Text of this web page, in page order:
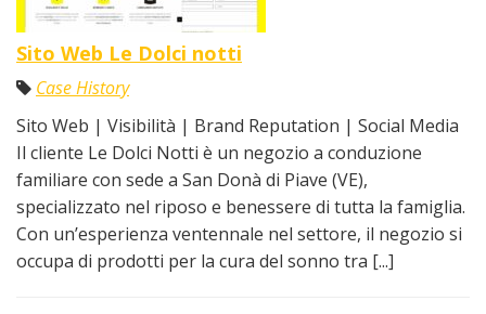
Sito Web Le Dolci notti
Case History
Sito Web | Visibilità | Brand Reputation | Social Media
Il cliente Le Dolci Notti è un negozio a conduzione
familiare con sede a San Donà di Piave (VE),
specializzato nel riposo e benessere di tutta la famiglia.
Con un’esperienza ventennale nel settore, il negozio si
occupa di prodotti per la cura del sonno tra [...]